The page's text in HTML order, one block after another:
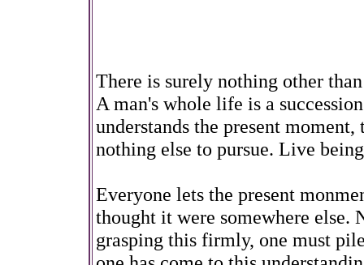
There is surely nothing other
A man's whole life is a
understands the present
nothing else to pursue. Live
Everyone lets the present
thought it were somewhere else.
grasping this firmly, one must